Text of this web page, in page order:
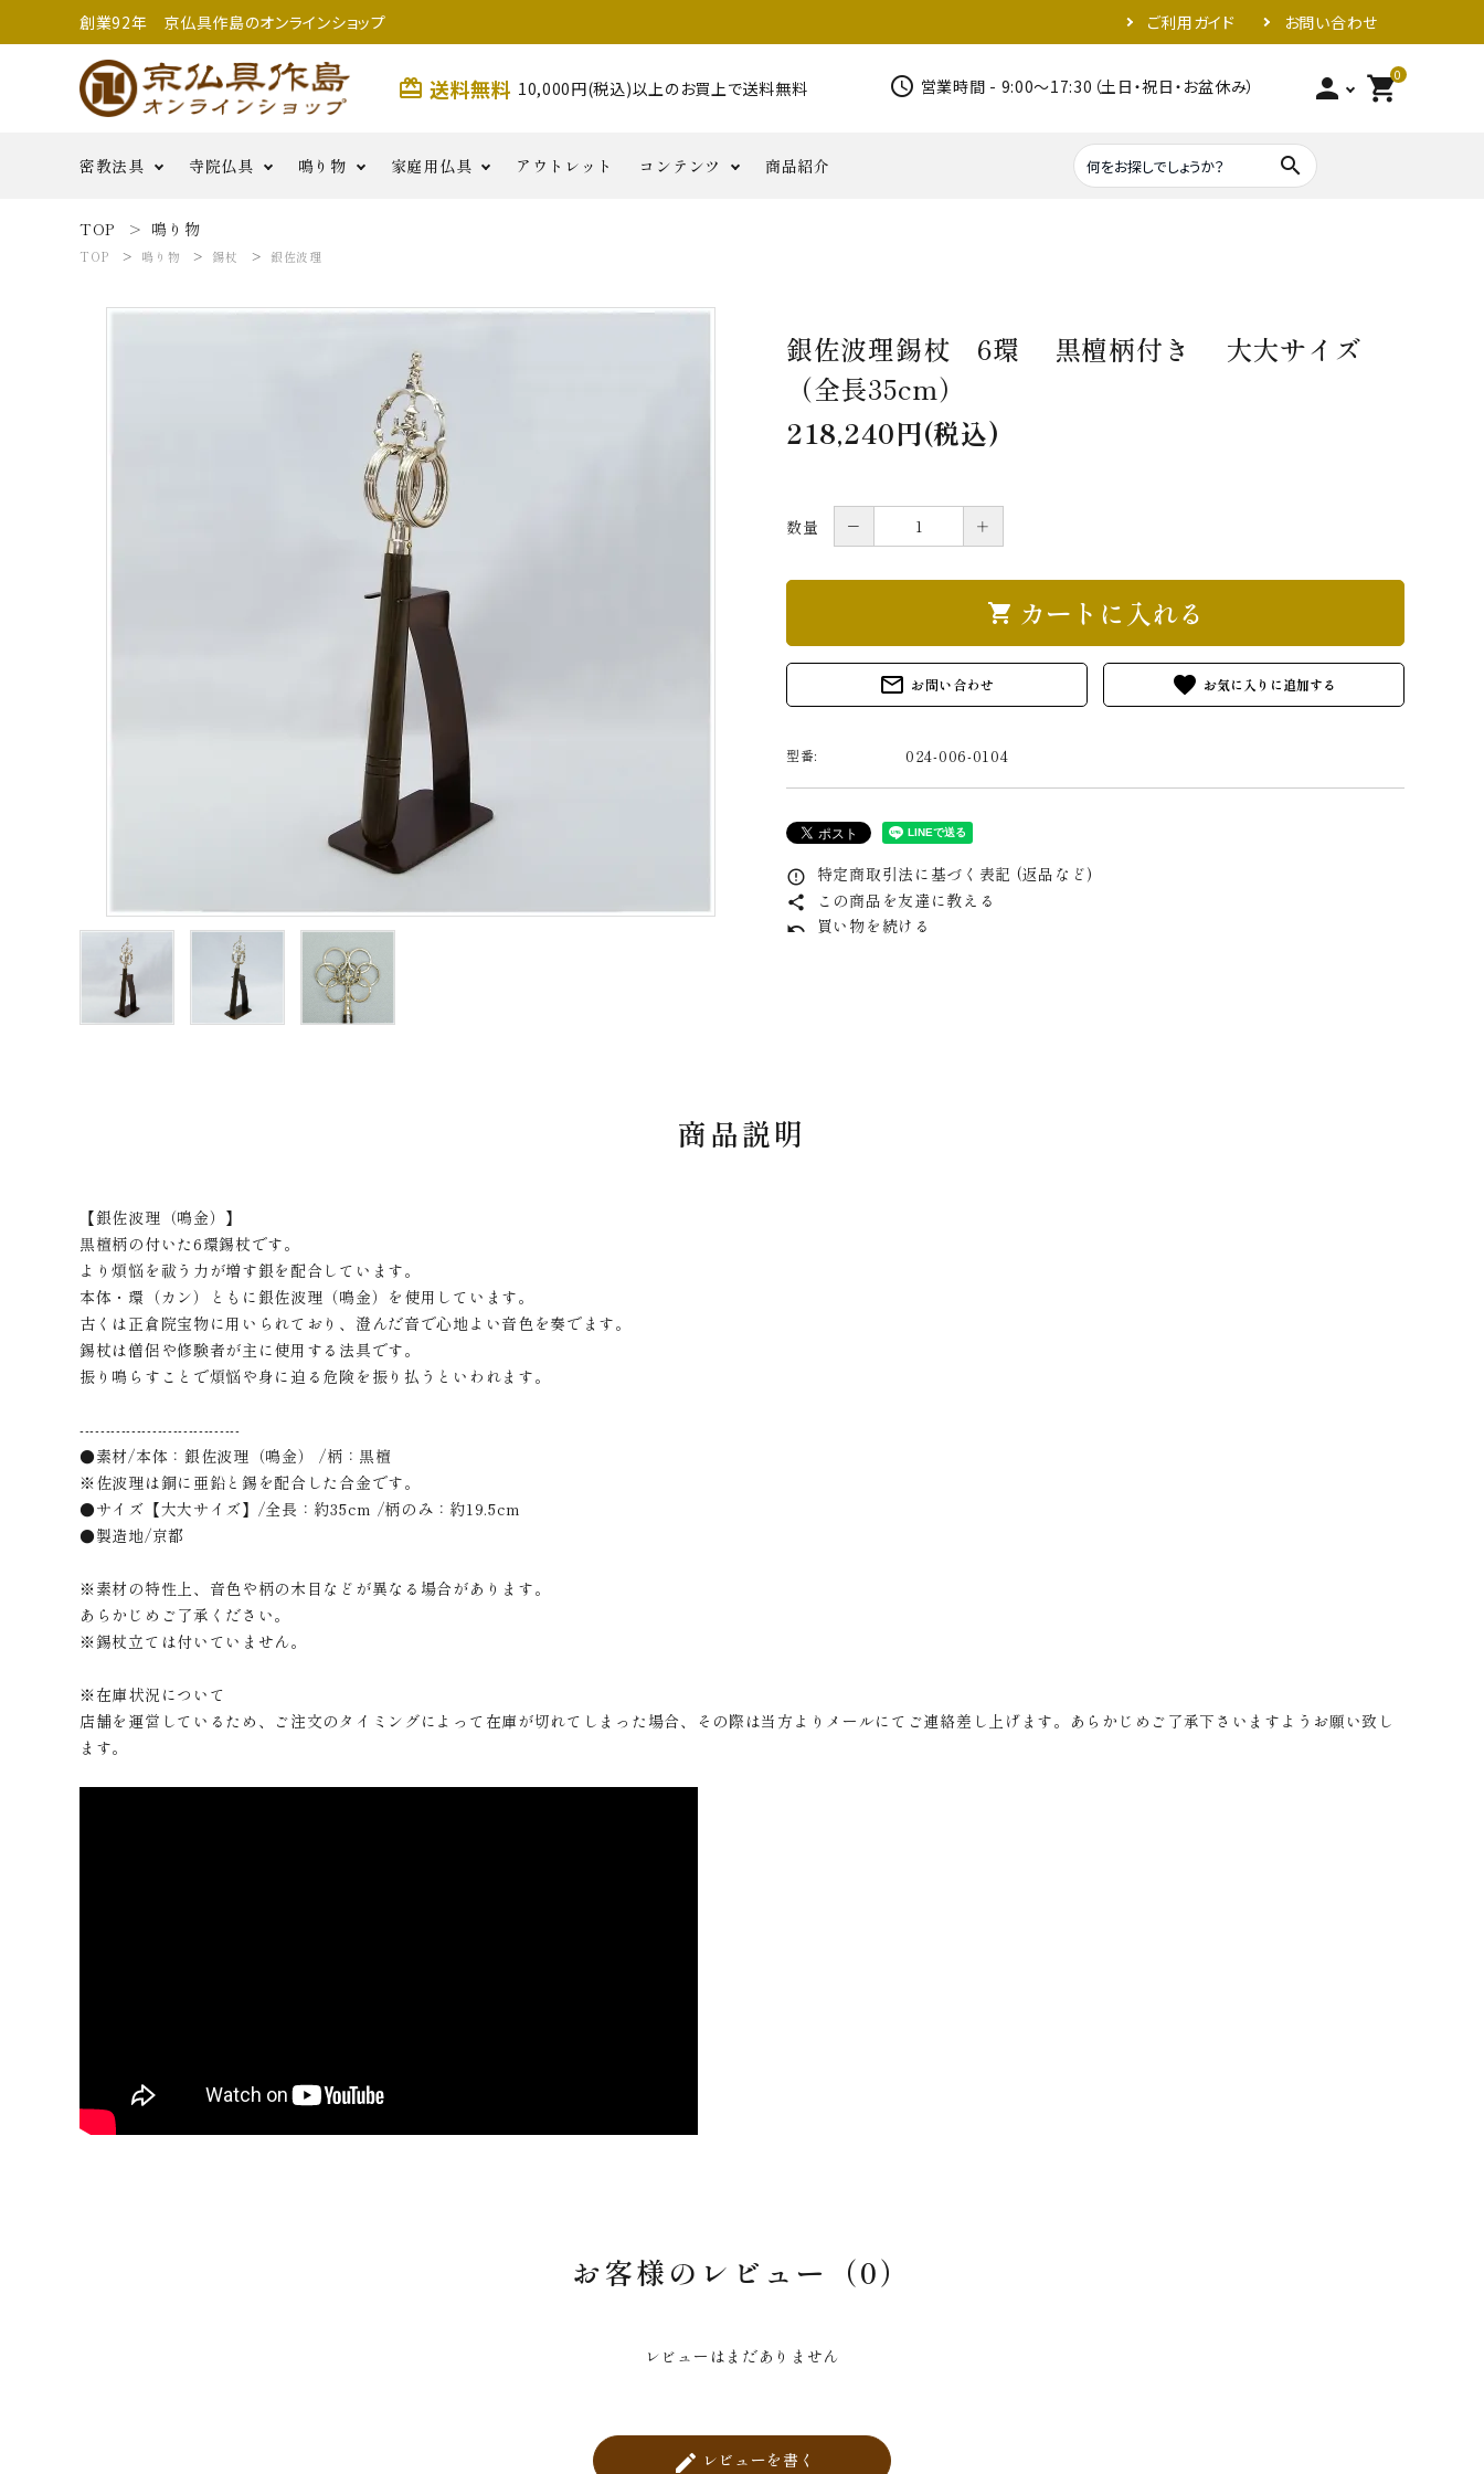
創業92年 京仏具作島のオンラインショップ ご利用ガイド お問い合わせ
card_giftcard 送料無料 10,000円(税込)以上のお買上で送料無料 schedule 営業時間 - 9:00～17:30（土日・祝日・お盆休み） person 0
shopping_cart
密教法具
花・六器
教
寺院仏具
払子・如意・笏・手
茶湯器・仏器 小物
鳴り物
その他
家庭用仏具
貨
品
ともに
アウトレット コンテンツ
知 ラ
商品紹介 search
TOP 鳴り物
TOP 鳴り物 錫杖 銀佐波理
銀佐波理錫杖 6環 黒檀柄付き 大大サイズ
（全長35cm）
218,240円(税込)
数量 － ＋
shopping_cart カートに入れる
mail_outline お問い合わせ favorite
型番: 024-006-0104
error_outline 特定商取引法に基づく表記 (返品など)
share この商品を友達に教える
undo 買い物を続ける
商品説明
【銀佐波理（鳴金）】
黒檀柄の付いた6環錫杖です。
より煩悩を祓う力が増す銀を配合しています。
本体・環（カン）ともに銀佐波理（鳴金）を使用しています。
古くは正倉院宝物に用いられており、澄んだ音で心地よい音色を奏でます。
錫杖は僧侶や修験者が主に使用する法具です。
振り鳴らすことで煩悩や身に迫る危険を振り払うといわれます。
-------------------------------
●素材/本体：銀佐波理（鳴金） /柄：黒檀
※佐波理は銅に亜鉛と錫を配合した合金です。
●サイズ【大大サイズ】/全長：約35cm /柄のみ：約19.5cm
●製造地/京都
※素材の特性上、音色や柄の木目などが異なる場合があります。
あらかじめご了承ください。
※錫杖立ては付いていません。
※在庫状況について
店舗を運営しているため、ご注文のタイミングによって在庫が切れてしまった場合、その際は当方よりメールにてご連絡差し上げます。あらかじめご了承下さいますようお願い致し
ます。
お客様のレビュー（0）
レビューはまだありません
create レビューを書く